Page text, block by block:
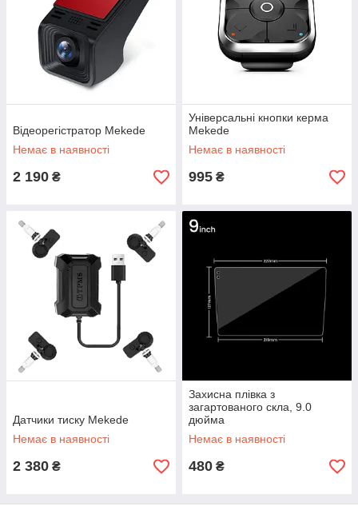
Відеорегістратор Mekede
Немає в наявності
2 190 ₴
Універсальні кнопки керма
Mekede
Немає в наявності
995 ₴
Датчики тиску Mekede
Немає в наявності
2 380 ₴
Захисна плівка з
загартованого скла, 9.0
дюйма
Немає в наявності
480 ₴